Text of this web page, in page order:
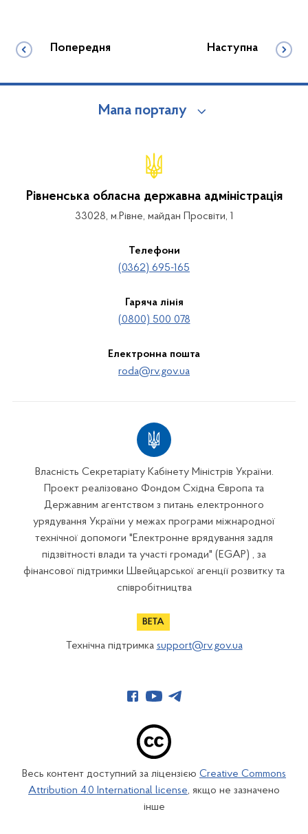
Попередня Наступна
Мапа порталу
Рівненська обласна державна адміністрація
33028, м.Рівне, майдан Просвіти, 1
Телефони
(0362) 695-165
Гаряча лінія
(0800) 500 078
Електронна пошта
roda@rv.gov.ua
Власність Секретаріату Кабінету Міністрів України.
Проект реалізовано Фондом Східна Європа та
Державним агентством з питань електронного
урядування України у межах програми міжнародної
технічної допомоги "Електронне врядування задля
підзвітності влади та участі громади" (EGAP) , за
фінансової підтримки Швейцарської агенції розвитку та
співробітництва
Технічна підтримка support@rv.gov.ua
Весь контент доступний за ліцензією Creative Commons
Attribution 4.0 International license, якщо не зазначено
інше